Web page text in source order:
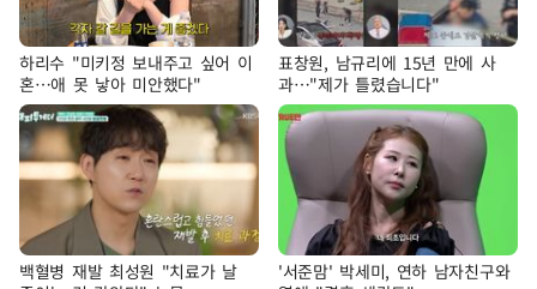
하리수 "미키정 보내주고 싶어 이
혼…애 못 낳아 미안했다"
표창원, 남규리에 15년 만에 사
과…"제가 틀렸습니다"
백혈병 재발 최성원 "치료가 날
'서준맘' 박세미, 연하 남자친구와